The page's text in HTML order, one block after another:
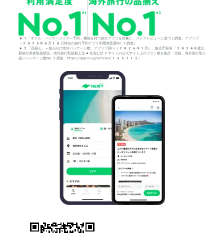
*1「ホテル・パッケージツアー予約」機能を持つ旅行アプリを対象に、ストアレビューに基づく調査。アプリブ
（2025年6月18日時点の旅行予約アプリ利用満足度No.1調査）
*2「品揃え」＝個人向け海外パッケージ数。アプリブ調べ（2026年1月）。観光庁発表「2024年度主
要旅行業者取扱状況」海外旅行取扱額上位4社含む計7サイトの公式サイト上のプラン数を集計・比較。海外旅行取り
扱いパッケージ数No.1調査：https://app-liv.jp/articles/155712/